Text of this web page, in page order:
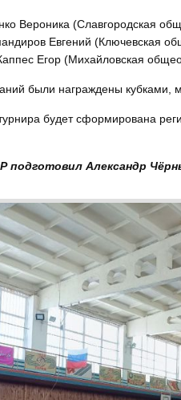
Вероника (Славгородская
Евгений (Ключевская
Егор (Михайловская
были награждены кубками,
будет сформирована
Александр